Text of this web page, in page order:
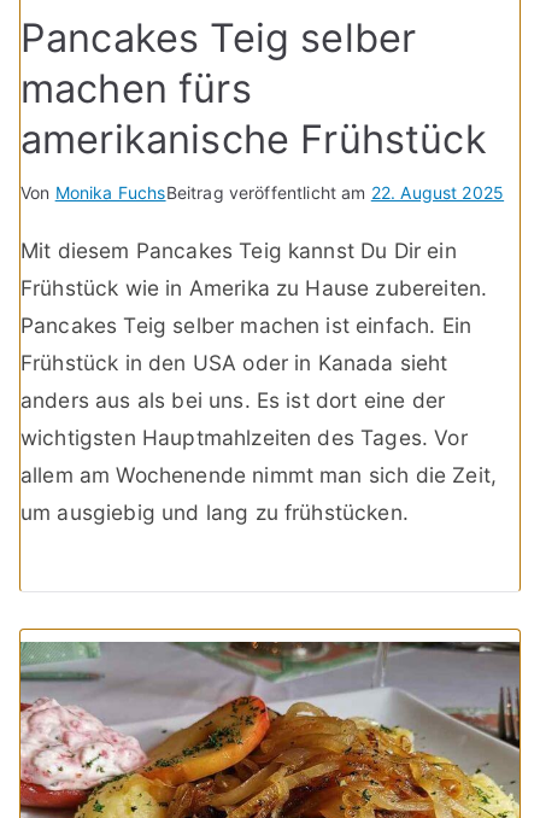
Pancakes Teig selber
machen fürs
amerikanische Frühstück
Von Monika FuchsBeitrag veröffentlicht am 22. August 2025
Mit diesem Pancakes Teig kannst Du Dir ein
Frühstück wie in Amerika zu Hause zubereiten.
Pancakes Teig selber machen ist einfach. Ein
Frühstück in den USA oder in Kanada sieht
anders aus als bei uns. Es ist dort eine der
wichtigsten Hauptmahlzeiten des Tages. Vor
allem am Wochenende nimmt man sich die Zeit,
um ausgiebig und lang zu frühstücken.